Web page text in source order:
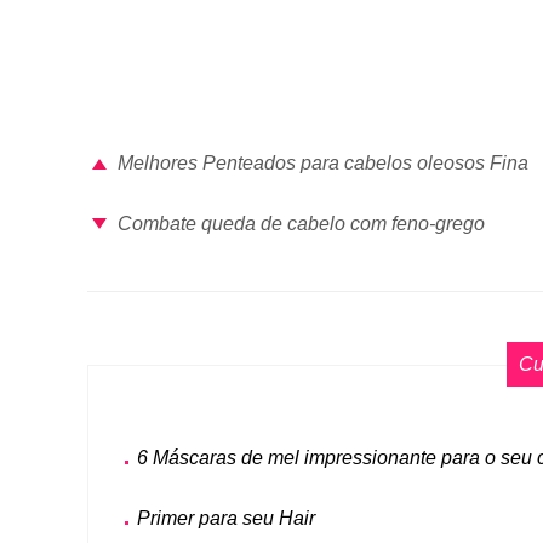
Melhores Penteados para cabelos oleosos Fina
Combate queda de cabelo com feno-grego
6 Máscaras de mel impressionante para o seu
Primer para seu Hair